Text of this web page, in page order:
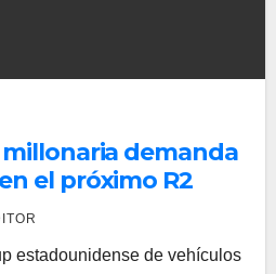
millonaria demanda
el próximo R2
estadounidense de vehículos